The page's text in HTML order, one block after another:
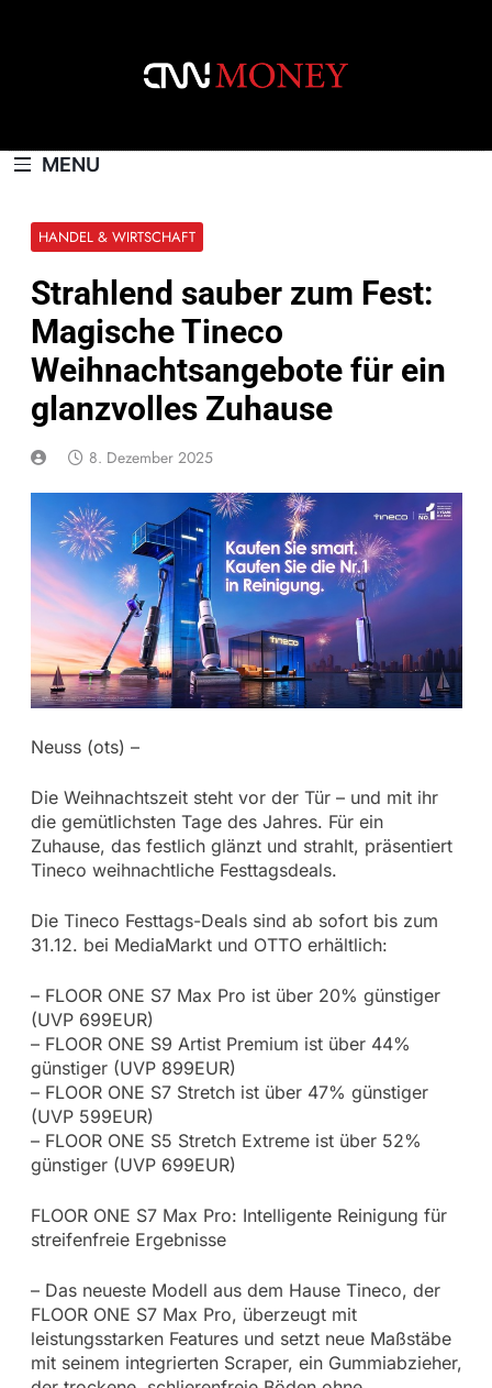
MENU
HANDEL & WIRTSCHAFT
Strahlend sauber zum Fest:
Magische Tineco
Weihnachtsangebote für ein
glanzvolles Zuhause
8. Dezember 2025
Neuss (ots) –
Die Weihnachtszeit steht vor der Tür – und mit ihr
die gemütlichsten Tage des Jahres. Für ein
Zuhause, das festlich glänzt und strahlt, präsentiert
Tineco weihnachtliche Festtagsdeals.
Die Tineco Festtags-Deals sind ab sofort bis zum
31.12. bei MediaMarkt und OTTO erhältlich:
– FLOOR ONE S7 Max Pro ist über 20% günstiger
(UVP 699EUR)
– FLOOR ONE S9 Artist Premium ist über 44%
günstiger (UVP 899EUR)
– FLOOR ONE S7 Stretch ist über 47% günstiger
(UVP 599EUR)
– FLOOR ONE S5 Stretch Extreme ist über 52%
günstiger (UVP 699EUR)
FLOOR ONE S7 Max Pro: Intelligente Reinigung für
streifenfreie Ergebnisse
– Das neueste Modell aus dem Hause Tineco, der
FLOOR ONE S7 Max Pro, überzeugt mit
leistungsstarken Features und setzt neue Maßstäbe
mit seinem integrierten Scraper, ein Gummiabzieher,